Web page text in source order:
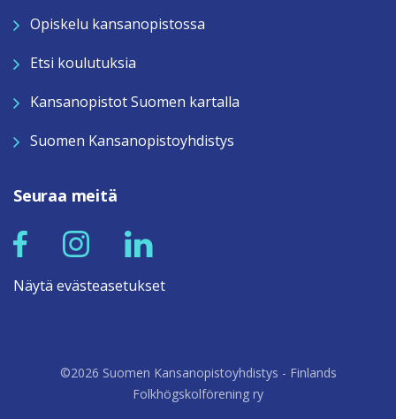
Opiskelu kansanopistossa
Etsi koulutuksia
Kansanopistot Suomen kartalla
Suomen Kansanopistoyhdistys
Seuraa meitä
Näytä evästeasetukset
©2026 Suomen Kansanopistoyhdistys - Finlands
Folkhögskolförening ry